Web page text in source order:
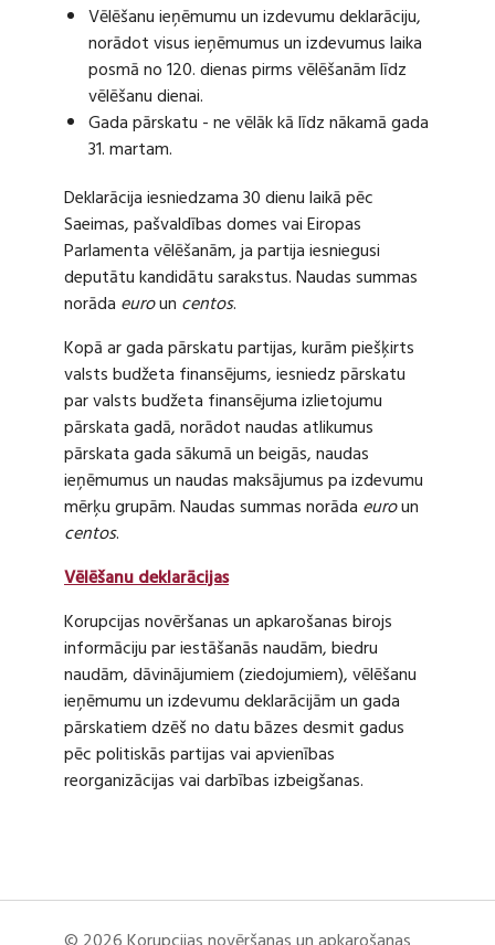
Vēlēšanu ieņēmumu un izdevumu deklarāciju,
norādot visus ieņēmumus un izdevumus laika
posmā no 120. dienas pirms vēlēšanām līdz
vēlēšanu dienai.
Gada pārskatu - ne vēlāk kā līdz nākamā gada
31. martam.
Deklarācija iesniedzama 30 dienu laikā pēc
Saeimas, pašvaldības domes vai Eiropas
Parlamenta vēlēšanām, ja partija iesniegusi
deputātu kandidātu sarakstus. Naudas summas
norāda euroun centos.
Kopā ar gada pārskatu partijas, kurām piešķirts
valsts budžeta finansējums, iesniedz pārskatu
par valsts budžeta finansējuma izlietojumu
pārskata gadā, norādot naudas atlikumus
pārskata gada sākumā un beigās, naudas
ieņēmumus un naudas maksājumus pa izdevumu
mērķu grupām. Naudas summas norāda euroun
centos.
Vēlēšanu deklarācijas
Korupcijas novēršanas un apkarošanas birojs
informāciju par iestāšanās naudām, biedru
naudām, dāvinājumiem (ziedojumiem), vēlēšanu
ieņēmumu un izdevumu deklarācijām un gada
pārskatiem dzēš no datu bāzes desmit gadus
pēc politiskās partijas vai apvienības
reorganizācijas vai darbības izbeigšanas.